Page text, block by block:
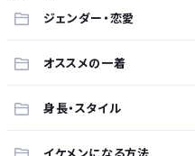
ジェンダー・恋愛
オススメの一着
身長・スタイル